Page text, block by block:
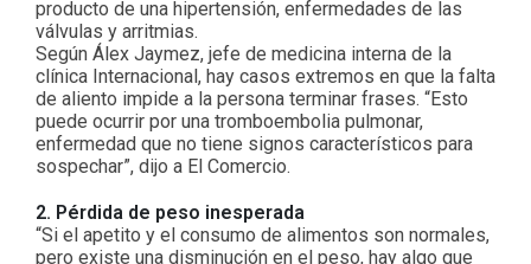
producto de una hipertensión, enfermedades de las
válvulas y arritmias.
Según Álex Jaymez, jefe de medicina interna de la
clínica Internacional, hay casos extremos en que la falta
de aliento impide a la persona terminar frases. “Esto
puede ocurrir por una tromboembolia pulmonar,
enfermedad que no tiene signos característicos para
sospechar”, dijo a El Comercio.
2. Pérdida de peso inesperada
“Si el apetito y el consumo de alimentos son normales,
pero existe una disminución en el peso, hay algo que